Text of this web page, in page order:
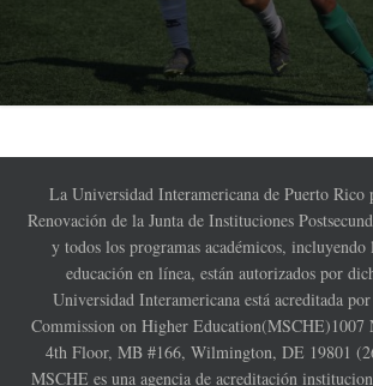
La Universidad Interamericana de Puerto Rico
Renovación de la Junta de Instituciones
y todos los programas académicos, incluyendo
educación en línea, están autorizados por
Universidad Interamericana está acreditada
Commission on Higher Education(MSCHE)1007
4th Floor, MB #166, Wilmington, DE 19801
MSCHE es una agencia de acreditación